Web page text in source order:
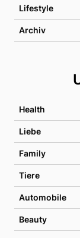
Lifestyle
Archiv
Health
Liebe
Family
Tiere
Automobile
Beauty